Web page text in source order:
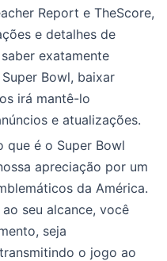
Report e TheScore,
e detalhes de
exatamente
Bowl, baixar
irá mantê-lo
e atualizações.
que é o Super Bowl
apreciação por um
da América.
seu alcance, você
seja
o jogo ao